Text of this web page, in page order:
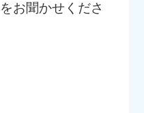
お聞かせくださ